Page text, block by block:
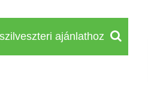
ajánlathoz